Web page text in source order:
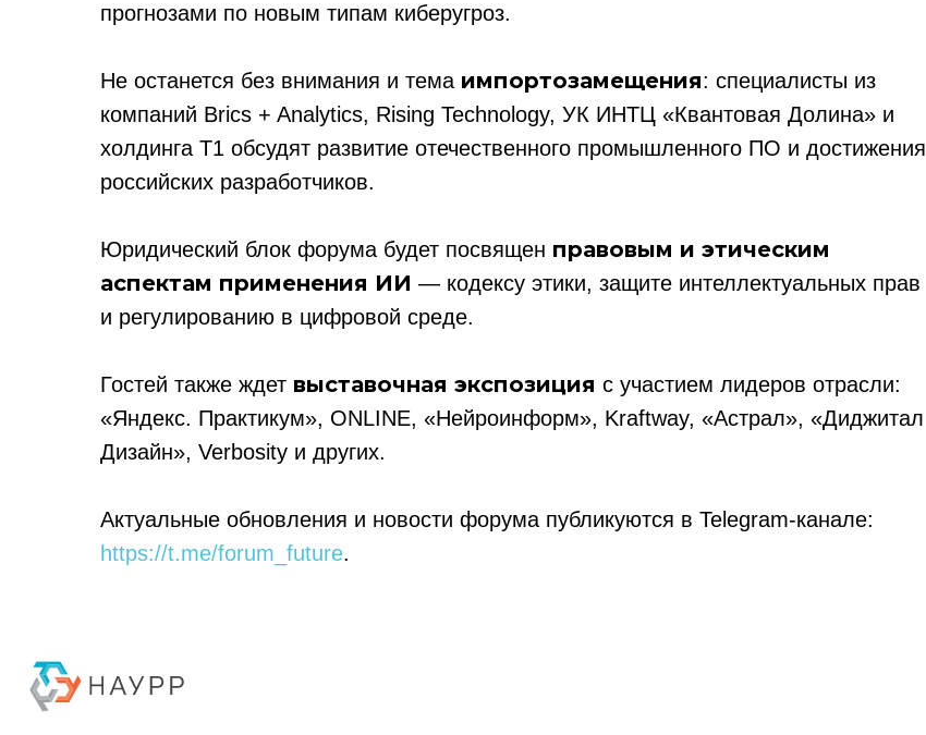
прогнозами по новым типам киберугроз.
Не останется без внимания и тема импортозамещения: специалисты из
компаний Brics + Analytics, Rising Technology, УК ИНТЦ «Квантовая Долина» и
холдинга Т1 обсудят развитие отечественного промышленного ПО и достижения
российских разработчиков.
Юридический блок форума будет посвящен правовым и этическим
аспектам применения ИИ — кодексу этики, защите интеллектуальных прав
и регулированию в цифровой среде.
Гостей также ждет выставочная экспозиция с участием лидеров отрасли:
«Яндекс. Практикум», ONLINE, «Нейроинформ», Kraftway, «Астрал», «Диджитал
Дизайн», Verbosity и других.
Актуальные обновления и новости форума публикуются в Telegram-канале:
https://t.me/forum_future.
© 2015-2026 НАУРР. Все права защищены. При использовании материалов ссылка на ROBOTUNION.RU — обязательна
Политика конфиденциальности